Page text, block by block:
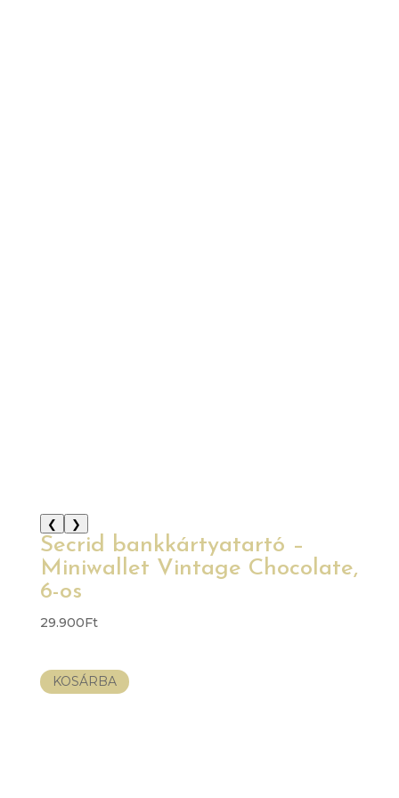
❮ ❯
Secrid bankkártyatartó –
Miniwallet Vintage Chocolate,
6-os
29.900Ft
KOSÁRBA